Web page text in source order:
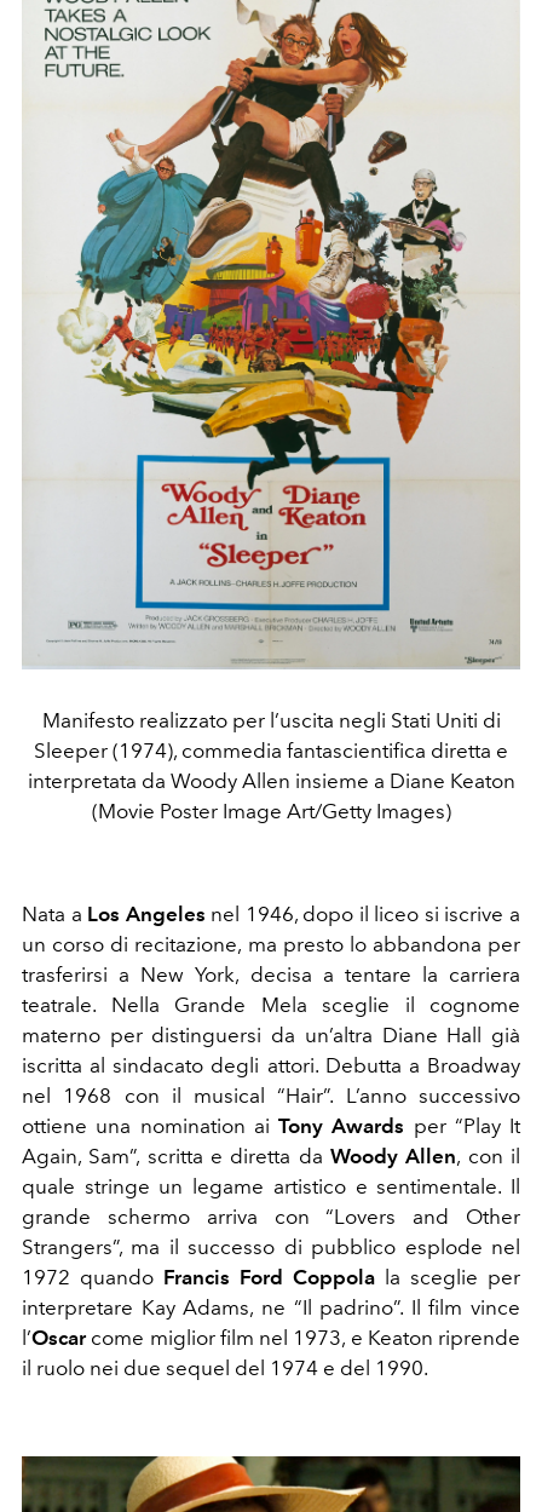
Manifesto realizzato per l’uscita negli Stati Uniti di
Sleeper (1974), commedia fantascientifica diretta e
interpretata da Woody Allen insieme a Diane Keaton
(Movie Poster Image Art/Getty Images)
Nata a Los Angeles nel 1946, dopo il liceo si iscrive a
un corso di recitazione, ma presto lo abbandona per
trasferirsi a New York, decisa a tentare la carriera
teatrale. Nella Grande Mela sceglie il cognome
materno per distinguersi da un’altra Diane Hall già
iscritta al sindacato degli attori. Debutta a Broadway
nel 1968 con il musical “Hair”. L’anno successivo
ottiene una nomination ai Tony Awards per “Play It
Again, Sam”, scritta e diretta da Woody Allen, con il
quale stringe un legame artistico e sentimentale. Il
grande schermo arriva con “Lovers and Other
Strangers”, ma il successo di pubblico esplode nel
1972 quando Francis Ford Coppola la sceglie per
interpretare Kay Adams, ne “Il padrino”. Il film vince
l’Oscarcome miglior film nel 1973, e Keaton riprende
il ruolo nei due sequel del 1974 e del 1990.